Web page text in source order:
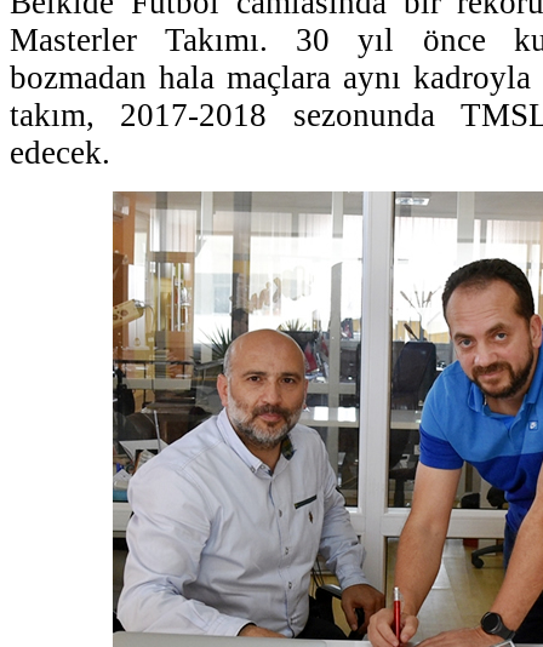
Masterler Takımı. 30 yıl önce
bozmadan hala maçlara aynı
takım, 2017-2018 sezonunda
edecek.